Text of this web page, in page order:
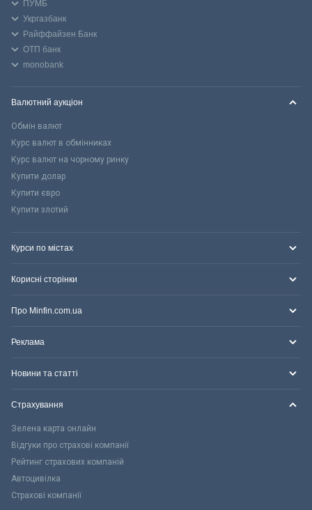
ПУМБ
Укргазбанк
Райффайзен Банк
ОТП банк
monobank
Валютний аукціон
Обмін валют
Курс валют в обмінниках
Курс валют на чорному ринку
Купити долар
Купити євро
Купити злотий
Курси по містах
Корисні сторінки
Про Minfin.com.ua
Реклама
Новини та статті
Страхування
Зелена карта онлайн
Відгуки про страхові компанії
Рейтинг страхових компаній
Автоцивілка
Страхові компанії